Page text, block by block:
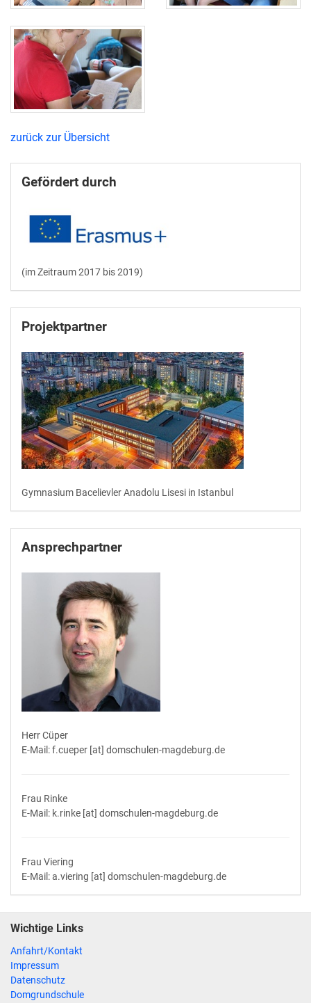
zurück zur Übersicht
Gefördert durch
(im Zeitraum 2017 bis 2019)
Projektpartner
Gymnasium Bacelievler Anadolu Lisesi in Istanbul
Ansprechpartner
Herr Cüper
E-Mail: f.cueper [at] domschulen-magdeburg.de
Frau Rinke
E-Mail: k.rinke [at] domschulen-magdeburg.de
Frau Viering
E-Mail: a.viering [at] domschulen-magdeburg.de
Wichtige Links
Anfahrt/Kontakt
Impressum
Datenschutz
Domgrundschule